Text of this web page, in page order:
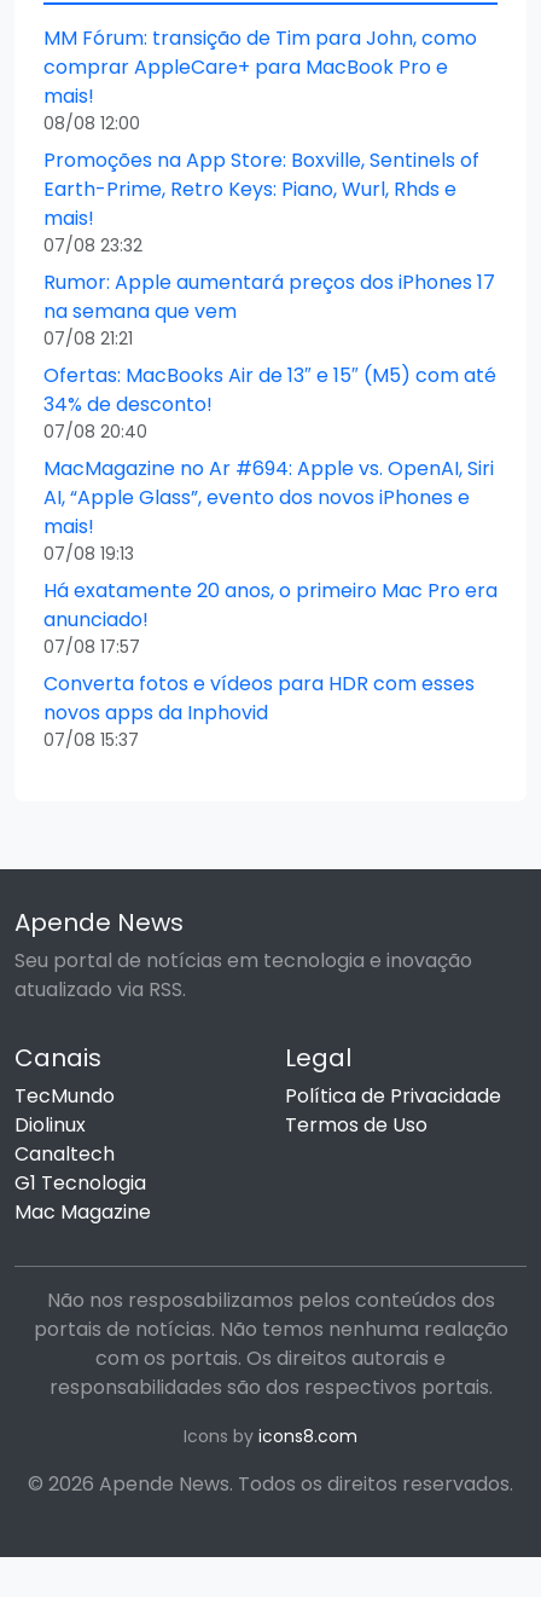
MM Fórum: transição de Tim para John, como
comprar AppleCare+ para MacBook Pro e
mais!
08/08 12:00
Promoções na App Store: Boxville, Sentinels of
Earth-Prime, Retro Keys: Piano, Wurl, Rhds e
mais!
07/08 23:32
Rumor: Apple aumentará preços dos iPhones 17
na semana que vem
07/08 21:21
Ofertas: MacBooks Air de 13″ e 15″ (M5) com até
34% de desconto!
07/08 20:40
MacMagazine no Ar #694: Apple vs. OpenAI, Siri
AI, “Apple Glass”, evento dos novos iPhones e
mais!
07/08 19:13
Há exatamente 20 anos, o primeiro Mac Pro era
anunciado!
07/08 17:57
Converta fotos e vídeos para HDR com esses
novos apps da Inphovid
07/08 15:37
Apende News
Seu portal de notícias em tecnologia e inovação
atualizado via RSS.
Canais
TecMundo
Diolinux
Canaltech
G1 Tecnologia
Mac Magazine
Legal
Política de Privacidade
Termos de Uso
Não nos resposabilizamos pelos conteúdos dos
portais de notícias. Não temos nenhuma realação
com os portais. Os direitos autorais e
responsabilidades são dos respectivos portais.
Icons by icons8.com
© 2026 Apende News. Todos os direitos reservados.